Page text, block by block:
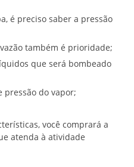
é preciso saber a pressão
também é prioridade;
que será bombeado
pressão do vapor;
você comprará a
atenda à atividade